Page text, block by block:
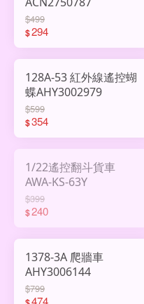
$499
$294
128A-53 紅外線遙控蝴
蝶AHY3002979
$599
$354
1/22遙控翻斗貨車
AWA-KS-63Y
$399
$240
1378-3A 爬牆車
AHY3006144
$799
474